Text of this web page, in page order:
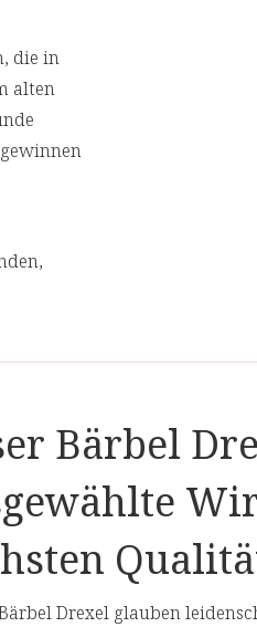
die in
alten
Tagesdosis:
pro Tagesdosis
Bärbel
Drexel glauben